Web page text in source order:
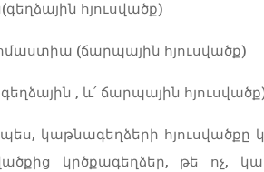
հյուսվածք)
(ճարպային հյուսվածք)
, և՛ ճարպային
կաթնագեղձերի
կրծքագեղձեր, թե ոչ,